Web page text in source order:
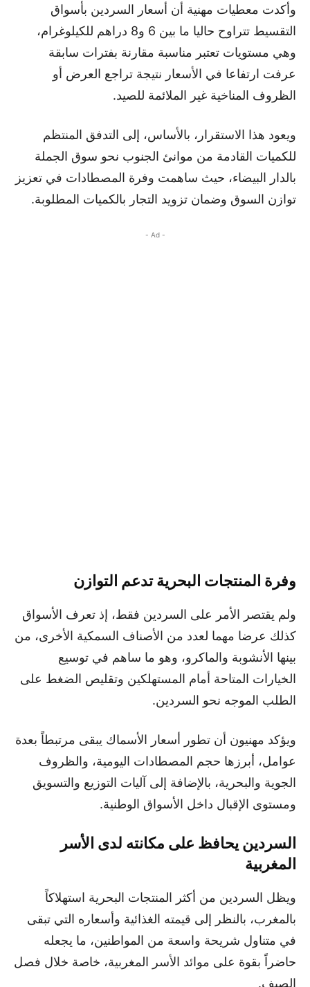
وأكدت معطيات مهنية أن أسعار السردين بأسواق
التقسيط تتراوح حاليا ما بين 6 و8 دراهم للكيلوغرام،
وهي مستويات تعتبر مناسبة مقارنة بفترات سابقة
عرفت ارتفاعا في الأسعار نتيجة تراجع العرض أو
الظروف المناخية غير الملائمة للصيد.
ويعود هذا الاستقرار، بالأساس، إلى التدفق المنتظم
للكميات القادمة من موانئ الجنوب نحو سوق الجملة
بالدار البيضاء، حيث ساهمت وفرة المصطادات في تعزيز
توازن السوق وضمان تزويد التجار بالكميات المطلوبة.
- Ad -
وفرة المنتجات البحرية تدعم التوازن
ولم يقتصر الأمر على السردين فقط، إذ تعرف الأسواق
كذلك عرضا مهما لعدد من الأصناف السمكية الأخرى، من
بينها الأنشوبة والماكرو، وهو ما ساهم في توسيع
الخيارات المتاحة أمام المستهلكين وتقليص الضغط على
الطلب الموجه نحو السردين.
ويؤكد مهنيون أن تطور أسعار الأسماك يبقى مرتبطاً بعدة
عوامل، أبرزها حجم المصطادات اليومية، والظروف
الجوية والبحرية، بالإضافة إلى آليات التوزيع والتسويق
ومستوى الإقبال داخل الأسواق الوطنية.
السردين يحافظ على مكانته لدى الأسر
المغربية
ويظل السردين من أكثر المنتجات البحرية استهلاكاً
بالمغرب، بالنظر إلى قيمته الغذائية وأسعاره التي تبقى
في متناول شريحة واسعة من المواطنين، ما يجعله
حاضراً بقوة على موائد الأسر المغربية، خاصة خلال فصل
الصيف.